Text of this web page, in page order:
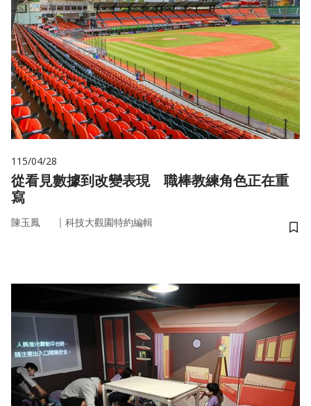
115/04/28
從看見數據到改變表現 職棒教練角色正在重
寫
陳玉鳳 ｜ 科技大觀園特約編輯
儲